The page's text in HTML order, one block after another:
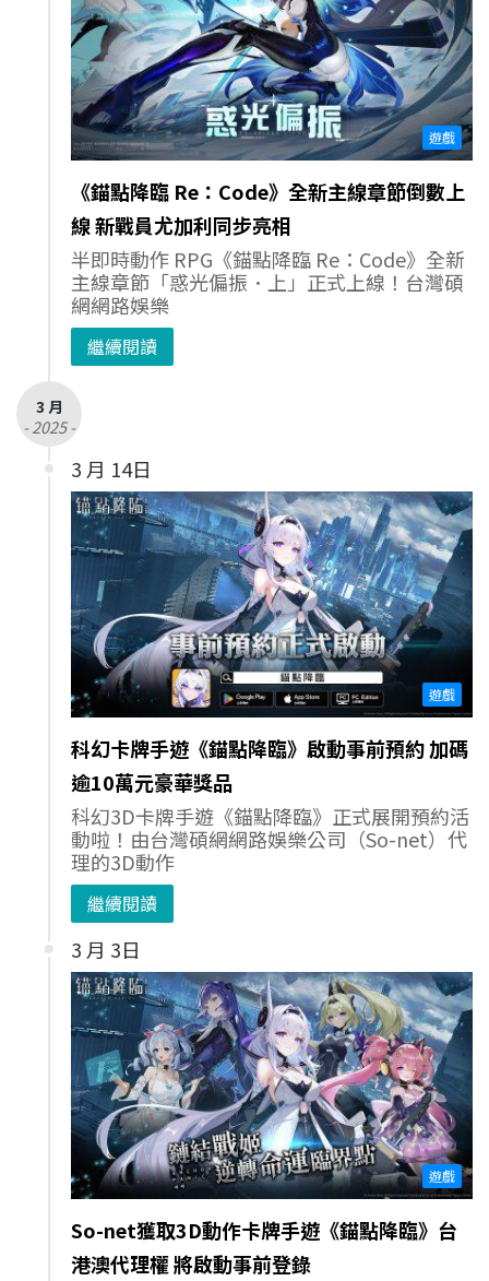
遊戲
《錨點降臨 Re：Code》全新主線章節倒數上
線 新戰員尤加利同步亮相
半即時動作 RPG《錨點降臨 Re：Code》全新
主線章節「惑光偏振．上」正式上線！台灣碩
網網路娛樂
繼續閱讀
3 月
- 2025 -
3 月 14日
遊戲
科幻卡牌手遊《錨點降臨》啟動事前預約 加碼
逾10萬元豪華獎品
科幻3D卡牌手遊《錨點降臨》正式展開預約活
動啦！由台灣碩網網路娛樂公司（So-net）代
理的3D動作
繼續閱讀
3 月 3日
遊戲
So-net獲取3D動作卡牌手遊《錨點降臨》台
港澳代理權 將啟動事前登錄